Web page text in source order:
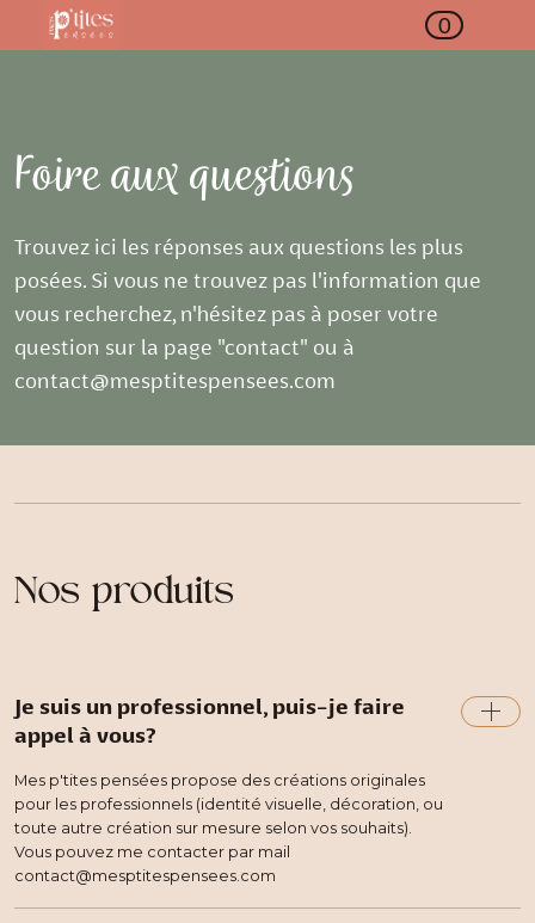
0
Foire aux questions
Trouvez ici les réponses aux questions les plus
posées. Si vous ne trouvez pas l'information que
vous recherchez, n'hésitez pas à poser votre
question sur la page "contact" ou à
contact@mesptitespensees.com
Nos produits
Je suis un professionnel, puis-je faire
appel à vous?
Mes p'tites pensées propose des créations originales
pour les professionnels (identité visuelle, décoration, ou
toute autre création sur mesure selon vos souhaits).
Vous pouvez me contacter par mail
contact@mesptitespensees.com